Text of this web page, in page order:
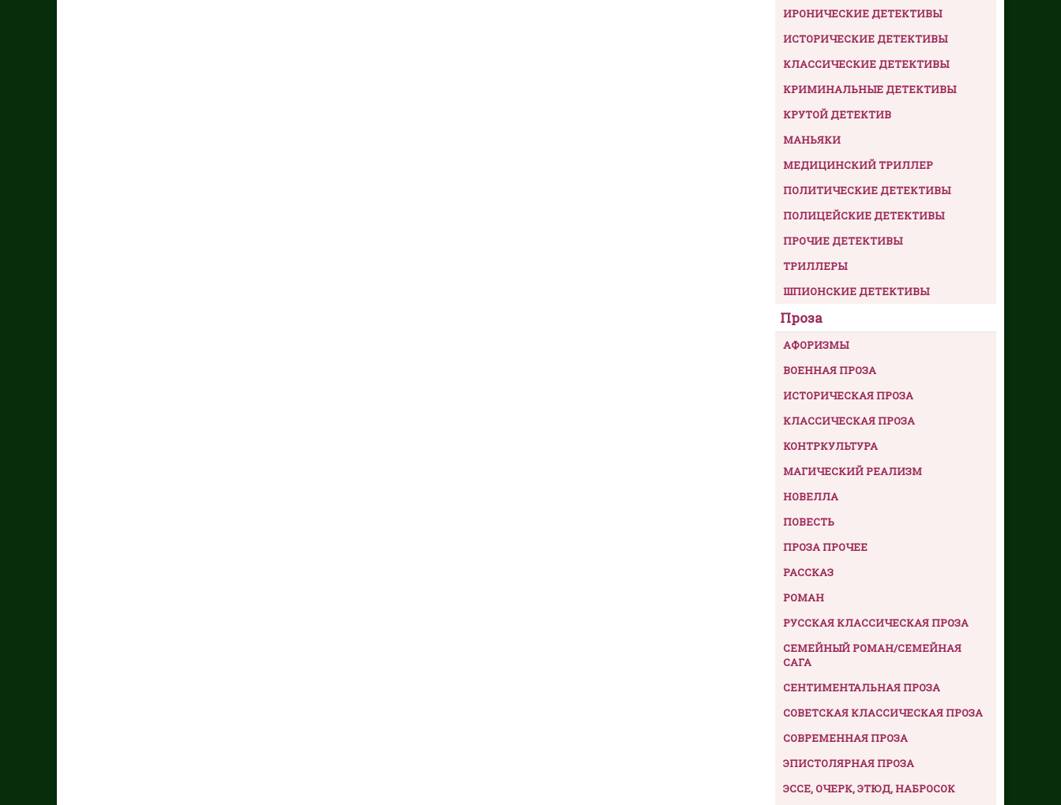
ИРОНИЧЕСКИЕ ДЕТЕКТИВЫ
ИСТОРИЧЕСКИЕ ДЕТЕКТИВЫ
КЛАССИЧЕСКИЕ ДЕТЕКТИВЫ
КРИМИНАЛЬНЫЕ ДЕТЕКТИВЫ
КРУТОЙ ДЕТЕКТИВ
МАНЬЯКИ
МЕДИЦИНСКИЙ ТРИЛЛЕР
ПОЛИТИЧЕСКИЕ ДЕТЕКТИВЫ
ПОЛИЦЕЙСКИЕ ДЕТЕКТИВЫ
ПРОЧИЕ ДЕТЕКТИВЫ
ТРИЛЛЕРЫ
ШПИОНСКИЕ ДЕТЕКТИВЫ
Проза
АФОРИЗМЫ
ВОЕННАЯ ПРОЗА
ИСТОРИЧЕСКАЯ ПРОЗА
КЛАССИЧЕСКАЯ ПРОЗА
КОНТРКУЛЬТУРА
МАГИЧЕСКИЙ РЕАЛИЗМ
НОВЕЛЛА
ПОВЕСТЬ
ПРОЗА ПРОЧЕЕ
РАССКАЗ
РОМАН
РУССКАЯ КЛАССИЧЕСКАЯ ПРОЗА
СЕМЕЙНЫЙ РОМАН/СЕМЕЙНАЯ
САГА
СЕНТИМЕНТАЛЬНАЯ ПРОЗА
СОВЕТСКАЯ КЛАССИЧЕСКАЯ ПРОЗА
СОВРЕМЕННАЯ ПРОЗА
ЭПИСТОЛЯРНАЯ ПРОЗА
ЭССЕ, ОЧЕРК, ЭТЮД, НАБРОСОК